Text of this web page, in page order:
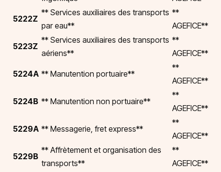
5222Z
** Services auxiliaires des transports
par eau**
**
AGEFICE**
5223Z
** Services auxiliaires des transports
aériens**
**
AGEFICE**
5224A ** Manutention portuaire**
**
AGEFICE**
5224B ** Manutention non portuaire**
**
AGEFICE**
5229A ** Messagerie, fret express**
**
AGEFICE**
5229B
** Affrètement et organisation des
transports**
**
AGEFICE**